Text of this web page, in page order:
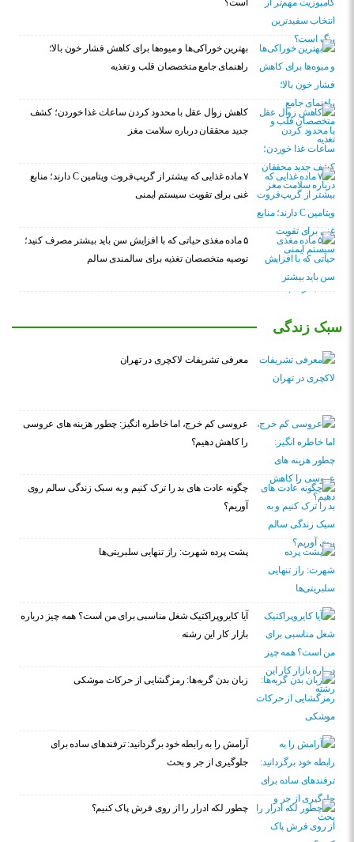
است؟
بهترین خوراکی‌ها و میوه‌ها برای کاهش فشار خون بالا؛
راهنمای جامع متخصصان قلب و تغذیه
کاهش زوال عقل با محدود کردن ساعات غذا خوردن؛ کشف
جدید محققان درباره سلامت مغز
۷ ماده غذایی که بیشتر از گریپ‌فروت ویتامین C دارند؛ منابع
غنی برای تقویت سیستم ایمنی
۵ ماده مغذی حیاتی که با افزایش سن باید بیشتر مصرف کنید؛
توصیه متخصصان تغذیه برای سالمندی سالم
سبک زندگی
معرفی تشریفات لاکچری در تهران
عروسی کم خرج، اما خاطره انگیز: چطور هزینه های عروسی
را کاهش دهیم؟
چگونه عادت‌ های بد را ترک کنیم و به سبک زندگی سالم روی
آوریم؟
پشت پرده شهرت: راز تنهایی سلبریتی‌ها
آیا کایروپراکتیک شغل مناسبی برای من است؟ همه چیز درباره
بازار کار این رشته
زبان بدن گربه‌ها: رمزگشایی از حرکات موشکی
آرامش را به رابطه خود برگردانید: ترفندهای ساده برای
جلوگیری از جر و بحث
چطور لکه ادرار را از روی فرش پاک کنیم؟